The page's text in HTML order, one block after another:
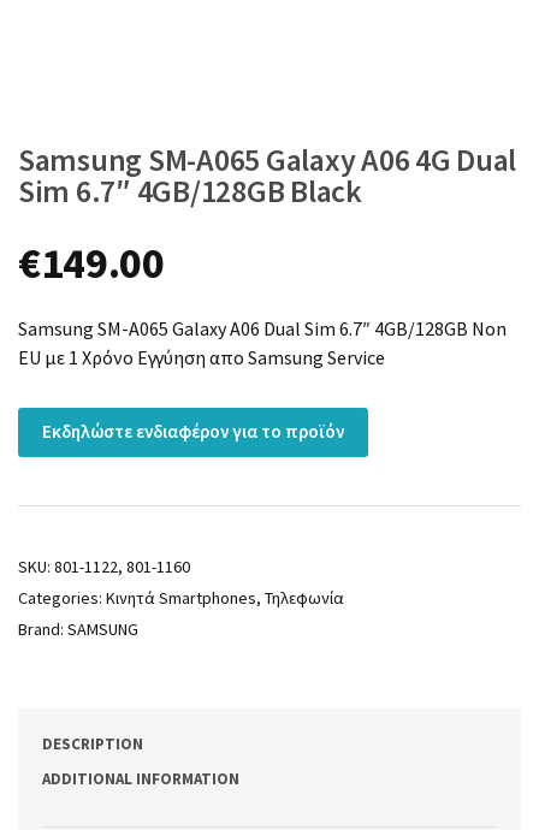
Samsung SM-A065 Galaxy A06 4G Dual
Sim 6.7″ 4GB/128GB Black
€149.00
Samsung SM-A065 Galaxy A06 Dual Sim 6.7″ 4GB/128GB Non
EU με 1 Χρόνο Εγγύηση απο Samsung Service
Εκδηλώστε ενδιαφέρον για το προϊόν
SKU: 801-1122, 801-1160
Categories: Κινητά Smartphones, Τηλεφωνία
Brand: SAMSUNG
DESCRIPTION
ADDITIONAL INFORMATION